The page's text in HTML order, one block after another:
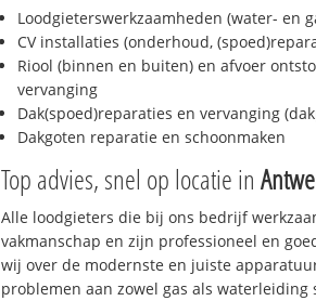
Loodgieterswerkzaamheden (water- en
CV installaties (onderhoud,
Riool (binnen en buiten) en afvoer
vervanging
Dak(spoed)reparaties en vervanging
Dakgoten reparatie en schoonmaken
Top advies, snel op locatie in
Alle loodgieters die bij ons bedrijf
vakmanschap en zijn professioneel en
wij over de modernste en juiste
problemen aan zowel gas als waterleiding